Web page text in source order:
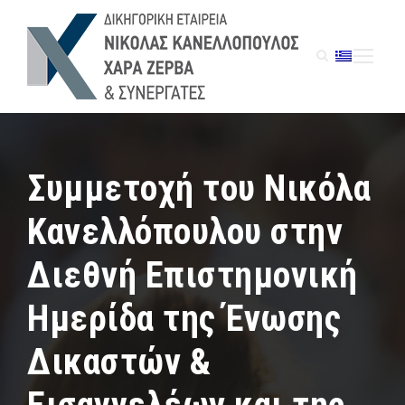
Συμμετοχή του Νικόλα
Κανελλόπουλου στην
Διεθνή Επιστημονική
Ημερίδα της Ένωσης
Δικαστών &